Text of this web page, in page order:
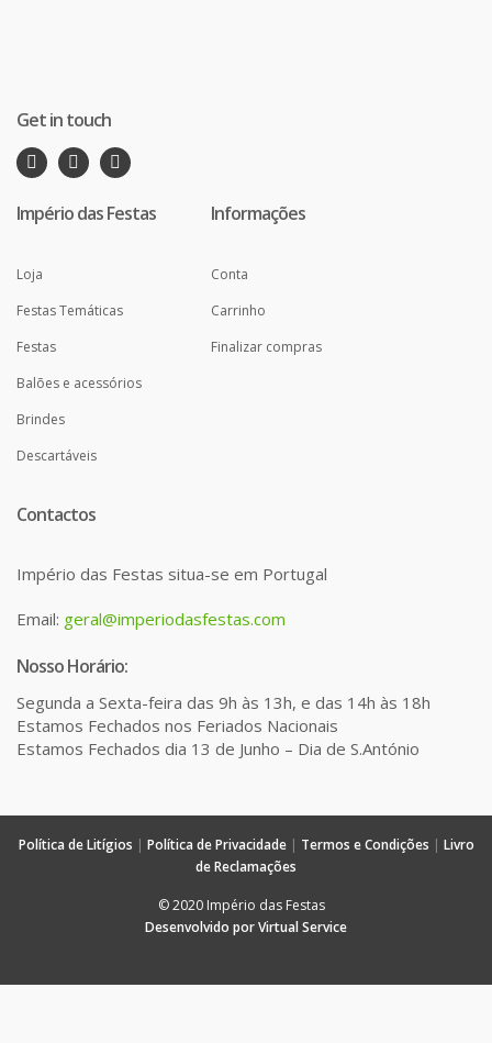
Get in touch
Império das Festas
Loja
Festas Temáticas
Festas
Balões e acessórios
Brindes
Descartáveis
Informações
Conta
Carrinho
Finalizar compras
Contactos
Império das Festas situa-se em Portugal
Email: geral@imperiodasfestas.com
Nosso Horário:
Segunda a Sexta-feira das 9h às 13h, e das 14h às 18h
Estamos Fechados nos Feriados Nacionais
Estamos Fechados dia 13 de Junho – Dia de S.António
Política de Litígios | Política de Privacidade| Termos e Condições | Livro
de Reclamações
© 2020 Império das Festas
Desenvolvido por Virtual Service